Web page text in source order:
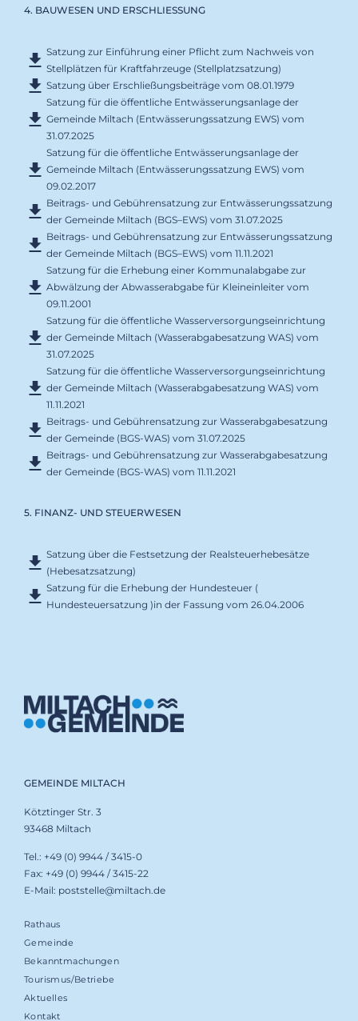
4. BAUWESEN UND ERSCHLIESSUNG
Satzung zur Einführung einer Pflicht zum Nachweis von
Stellplätzen für Kraftfahrzeuge (Stellplatzsatzung)
Satzung über Erschließungsbeiträge vom 08.01.1979
Satzung für die öffentliche Entwässerungsanlage der
Gemeinde Miltach (Entwässerungssatzung EWS) vom
31.07.2025
Satzung für die öffentliche Entwässerungsanlage der
Gemeinde Miltach (Entwässerungssatzung EWS) vom
09.02.2017
Beitrags- und Gebührensatzung zur Entwässerungssatzung
der Gemeinde Miltach (BGS–EWS) vom 31.07.2025
Beitrags- und Gebührensatzung zur Entwässerungssatzung
der Gemeinde Miltach (BGS–EWS) vom 11.11.2021
Satzung für die Erhebung einer Kommunalabgabe zur
Abwälzung der Abwasserabgabe für Kleineinleiter vom
09.11.2001
Satzung für die öffentliche Wasserversorgungseinrichtung
der Gemeinde Miltach (Wasserabgabesatzung WAS) vom
31.07.2025
Satzung für die öffentliche Wasserversorgungseinrichtung
der Gemeinde Miltach (Wasserabgabesatzung WAS) vom
11.11.2021
Beitrags- und Gebührensatzung zur Wasserabgabesatzung
der Gemeinde (BGS-WAS) vom 31.07.2025
Beitrags- und Gebührensatzung zur Wasserabgabesatzung
der Gemeinde (BGS-WAS) vom 11.11.2021
5. FINANZ- UND STEUERWESEN
Satzung über die Festsetzung der Realsteuerhebesätze
(Hebesatzsatzung)
Satzung für die Erhebung der Hundesteuer (
Hundesteuersatzung )in der Fassung vom 26.04.2006
Rathaus
Gemeinde
Bekanntmachungen
Tourismus/Betriebe
Aktuelles
Kontakt
GEMEINDE MILTACH
Kötztinger Str. 3
93468 Miltach
Tel.: +49 (0) 9944 / 3415-0
Fax: +49 (0) 9944 / 3415-22
E-Mail: poststelle@miltach.de